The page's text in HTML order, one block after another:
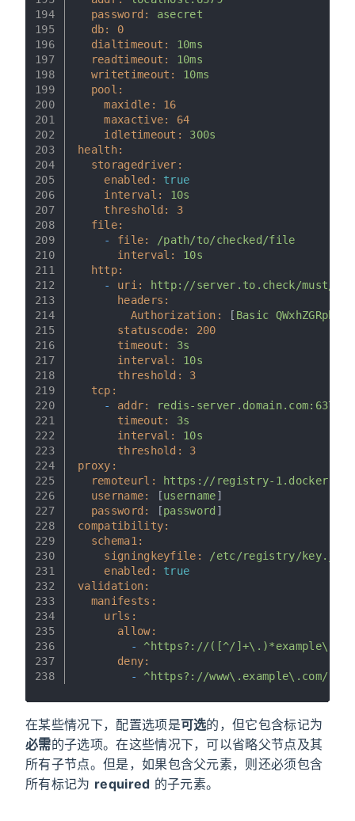
194
195
196
197
198
199
200
201
202
203
204
205
206
207
208
209
210
211
212
213
214
215
216
217
218
219
220
221
222
223
224
225
226
227
228
229
230
231
232
233
234
235
236
237
238
password:
asecret
db:
0
dialtimeout:
10ms
readtimeout:
10ms
writetimeout:
10ms
pool:
maxidle:
16
maxactive:
64
idletimeout:
300s
health:
storagedriver:
enabled:
true
interval:
10s
threshold:
3
file:
-
file:
/path/to/checked/file
interval:
10s
http:
-
uri:
http://server.to.check/must/
headers:
Authorization:
[ Basic
statuscode:
200
timeout:
3s
interval:
10s
threshold:
3
tcp:
-
addr:
redis-server.domain.com:6379
timeout:
3s
interval:
10s
threshold:
3
proxy:
remoteurl:
https://registry-1.docker.io
username:
[username]
password:
[password ]
compatibility:
schema1:
signingkeyfile:
/etc/registry/key.json
enabled:
true
validation:
manifests:
urls:
allow:
-
^https?://([^/
deny:
-
^https?://www\.example\.com/
在某些情况下，配置选项是可选的，但它包含标记为
必需的子选项。在这些情况下，可以省略父节点及其
所有子节点。但是，如果包含父元素，则还必须包含
所有标记为 required 的子元素。